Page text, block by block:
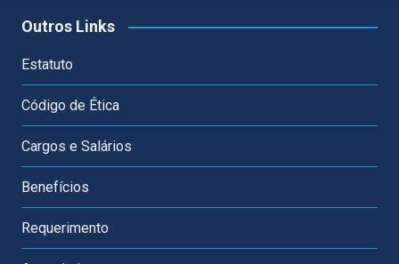
Outros Links
Estatuto
Código de Ética
Cargos e Salários
Benefícios
Requerimento